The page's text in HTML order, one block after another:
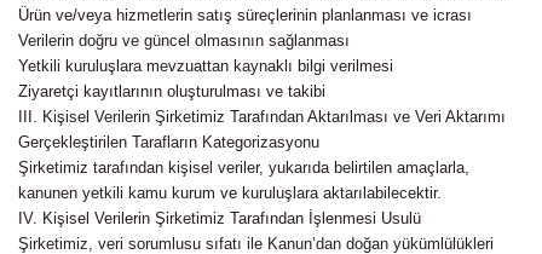
Ürün ve/veya hizmetlerin satış süreçlerinin planlanması ve icrası
Verilerin doğru ve güncel olmasının sağlanması
Yetkili kuruluşlara mevzuattan kaynaklı bilgi verilmesi
Ziyaretçi kayıtlarının oluşturulması ve takibi
III. Kişisel Verilerin Şirketimiz Tarafından Aktarılması ve Veri Aktarımı
Gerçekleştirilen Tarafların Kategorizasyonu
Şirketimiz tarafından kişisel veriler, yukarıda belirtilen amaçlarla,
kanunen yetkili kamu kurum ve kuruluşlara aktarılabilecektir.
IV. Kişisel Verilerin Şirketimiz Tarafından İşlenmesi Usulü
Şirketimiz, veri sorumlusu sıfatı ile Kanun’dan doğan yükümlülükleri